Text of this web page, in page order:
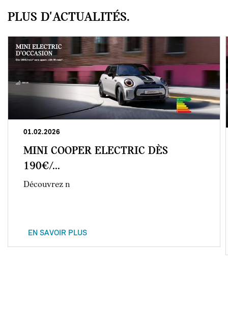
PLUS D'ACTUALITÉS.
01.02.2026
MINI COOPER ELECTRIC DÈS
190€/...
Découvrez n
EN SAVOIR PLUS